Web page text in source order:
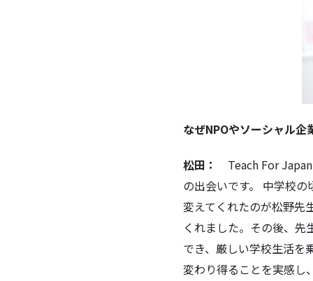
なぜNPOやソーシャル
松田：
Teach For
の出会いです。 中学校
変えてくれたのが松野先
くれました。その後、
でき、厳しい学校生活を
変わり得ることを実感し